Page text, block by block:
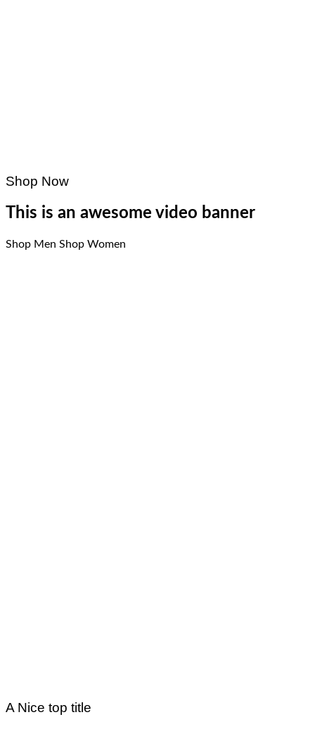
Shop Now
This is an awesome video banner
Shop Men Shop Women
A Nice top title